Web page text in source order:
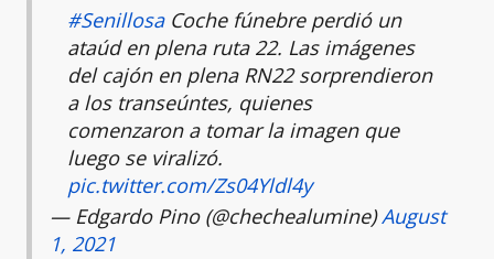
#SenillosaCoche fúnebre perdió un
ataúd en plena ruta 22. Las imágenes
del cajón en plena RN22 sorprendieron
a los transeúntes, quienes
comenzaron a tomar la imagen que
luego se viralizó.
pic.twitter.com/Zs04Yldl4y
— Edgardo Pino (@chechealumine)August
1, 2021